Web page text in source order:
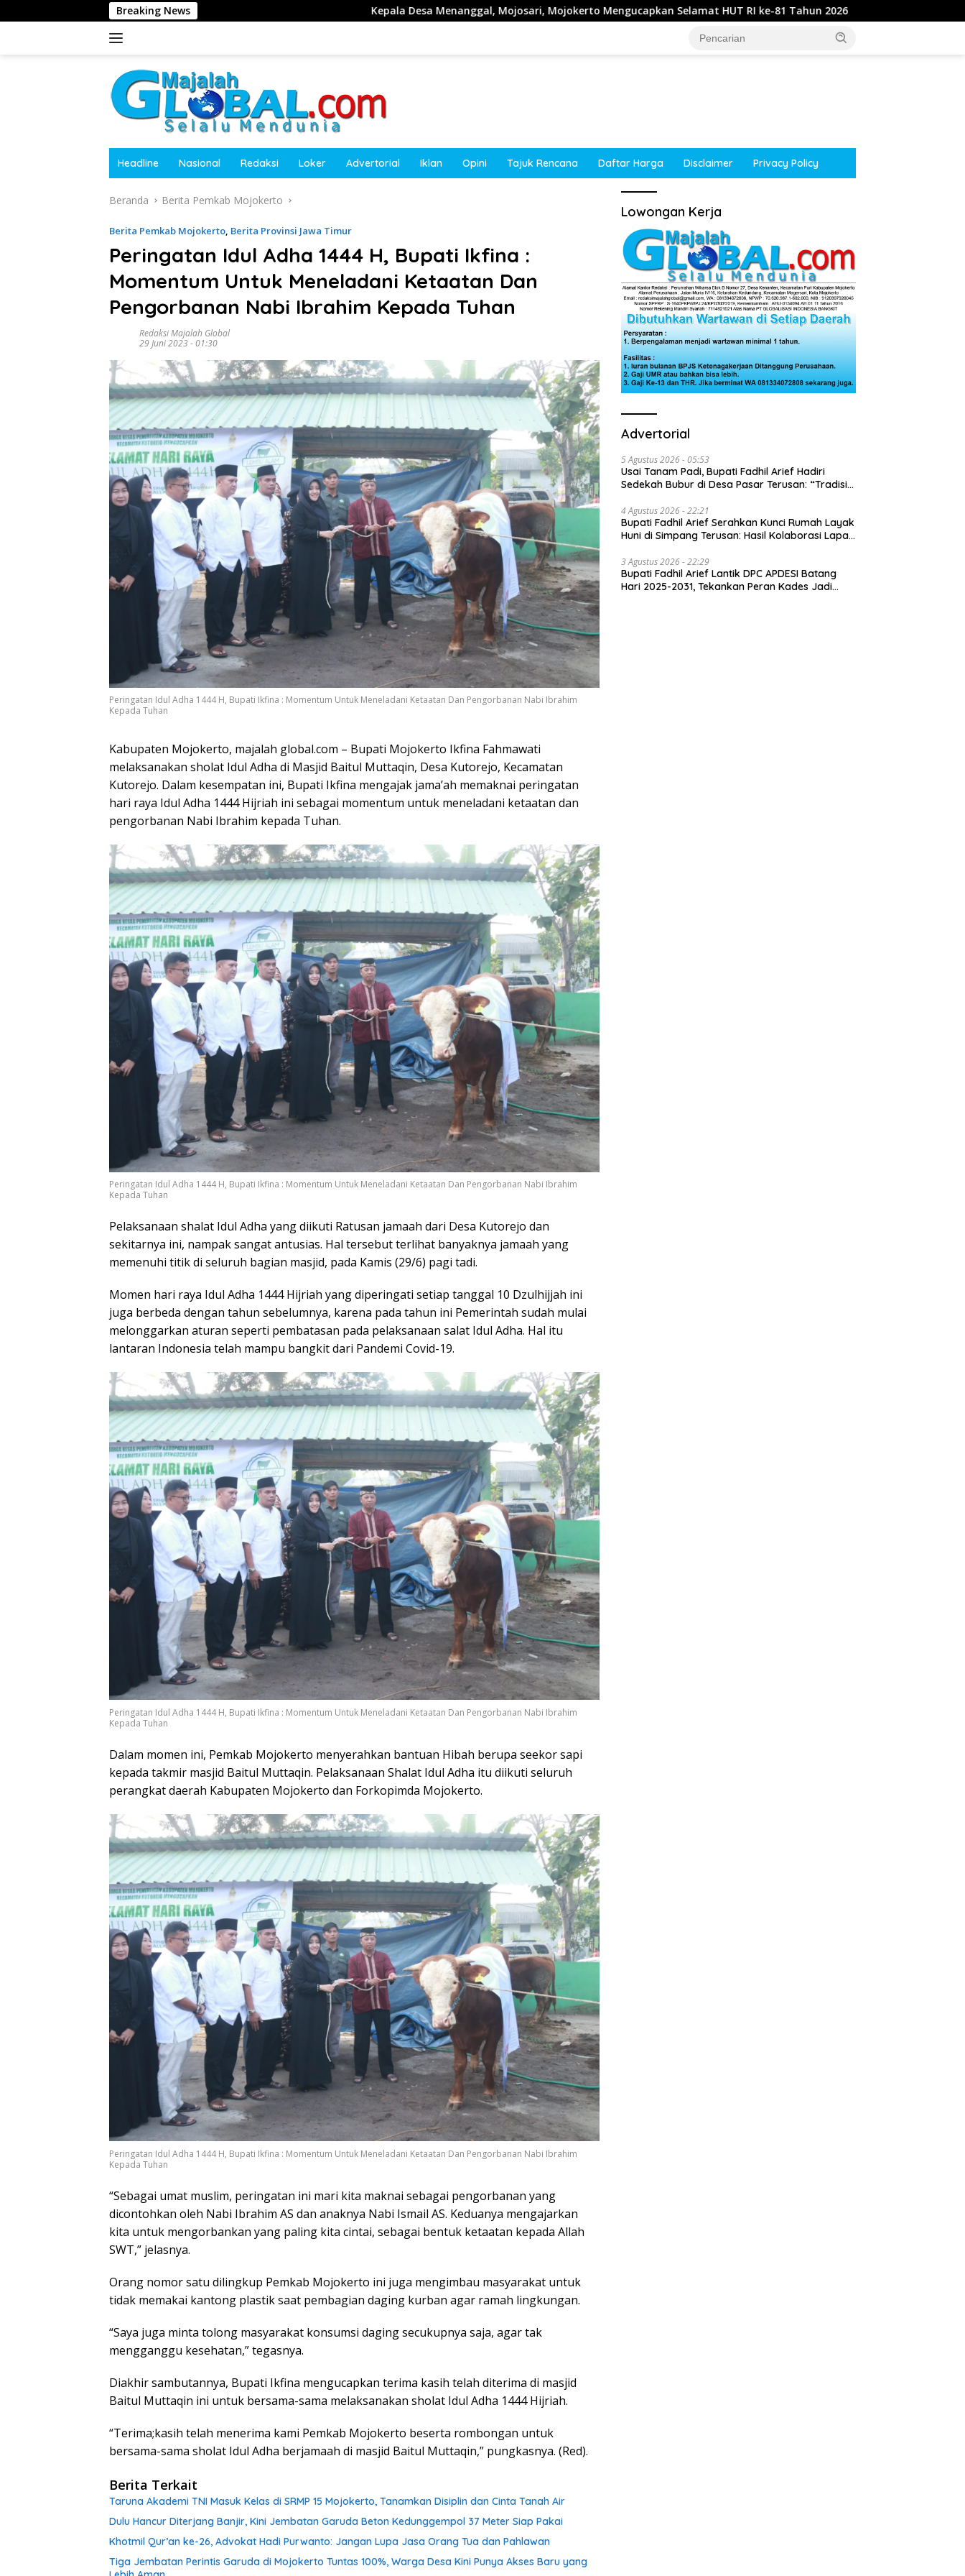
ke
Breaking News Kepala Desa Menanggal, Mojosari, Mojokerto Mengucapkan Selamat HUT RI ke-81 Tahun 2026 Kepala Desa Kupang, Jetis, Mojokerto
Headline Nasional Redaksi Loker Advertorial Iklan Opini Tajuk Rencana Daftar Harga Disclaimer Privacy Policy
Beranda Berita Pemkab Mojokerto
Berita Pemkab Mojokerto, Berita Provinsi Jawa Timur
Peringatan Idul Adha 1444 H, Bupati Ikfina :
Momentum Untuk Meneladani Ketaatan Dan
Pengorbanan Nabi Ibrahim Kepada Tuhan
Redaksi Majalah Global
29 Juni 2023 - 01:30
Peringatan Idul Adha 1444 H, Bupati Ikfina : Momentum Untuk Meneladani Ketaatan Dan Pengorbanan Nabi Ibrahim
Kepada Tuhan
Kabupaten Mojokerto, majalah global.com – Bupati Mojokerto Ikfina Fahmawati
melaksanakan sholat Idul Adha di Masjid Baitul Muttaqin, Desa Kutorejo, Kecamatan
Kutorejo. Dalam kesempatan ini, Bupati Ikfina mengajak jama’ah memaknai peringatan
hari raya Idul Adha 1444 Hijriah ini sebagai momentum untuk meneladani ketaatan dan
pengorbanan Nabi Ibrahim kepada Tuhan.
Peringatan Idul Adha 1444 H, Bupati Ikfina : Momentum Untuk Meneladani Ketaatan Dan Pengorbanan Nabi Ibrahim
Kepada Tuhan
Pelaksanaan shalat Idul Adha yang diikuti Ratusan jamaah dari Desa Kutorejo dan
sekitarnya ini, nampak sangat antusias. Hal tersebut terlihat banyaknya jamaah yang
memenuhi titik di seluruh bagian masjid, pada Kamis (29/6) pagi tadi.
Momen hari raya Idul Adha 1444 Hijriah yang diperingati setiap tanggal 10 Dzulhijjah ini
juga berbeda dengan tahun sebelumnya, karena pada tahun ini Pemerintah sudah mulai
melonggarkan aturan seperti pembatasan pada pelaksanaan salat Idul Adha. Hal itu
lantaran Indonesia telah mampu bangkit dari Pandemi Covid-19.
Peringatan Idul Adha 1444 H, Bupati Ikfina : Momentum Untuk Meneladani Ketaatan Dan Pengorbanan Nabi Ibrahim
Kepada Tuhan
Dalam momen ini, Pemkab Mojokerto menyerahkan bantuan Hibah berupa seekor sapi
kepada takmir masjid Baitul Muttaqin. Pelaksanaan Shalat Idul Adha itu diikuti seluruh
perangkat daerah Kabupaten Mojokerto dan Forkopimda Mojokerto.
Peringatan Idul Adha 1444 H, Bupati Ikfina : Momentum Untuk Meneladani Ketaatan Dan Pengorbanan Nabi Ibrahim
Kepada Tuhan
“Sebagai umat muslim, peringatan ini mari kita maknai sebagai pengorbanan yang
dicontohkan oleh Nabi Ibrahim AS dan anaknya Nabi Ismail AS. Keduanya mengajarkan
kita untuk mengorbankan yang paling kita cintai, sebagai bentuk ketaatan kepada Allah
SWT,” jelasnya.
Orang nomor satu dilingkup Pemkab Mojokerto ini juga mengimbau masyarakat untuk
tidak memakai kantong plastik saat pembagian daging kurban agar ramah lingkungan.
“Saya juga minta tolong masyarakat konsumsi daging secukupnya saja, agar tak
mengganggu kesehatan,” tegasnya.
Diakhir sambutannya, Bupati Ikfina mengucapkan terima kasih telah diterima di masjid
Baitul Muttaqin ini untuk bersama-sama melaksanakan sholat Idul Adha 1444 Hijriah.
“Terima;kasih telah menerima kami Pemkab Mojokerto beserta rombongan untuk
bersama-sama sholat Idul Adha berjamaah di masjid Baitul Muttaqin,” pungkasnya. (Red).
Berita Terkait
Taruna Akademi TNI Masuk Kelas di SRMP 15 Mojokerto, Tanamkan Disiplin dan Cinta Tanah Air
Dulu Hancur Diterjang Banjir, Kini Jembatan Garuda Beton Kedunggempol 37 Meter Siap Pakai
Khotmil Qur’an ke-26, Advokat Hadi Purwanto: Jangan Lupa Jasa Orang Tua dan Pahlawan
Tiga Jembatan Perintis Garuda di Mojokerto Tuntas 100%, Warga Desa Kini Punya Akses Baru yang
Lowongan Kerja
Advertorial
5 Agustus 2026 - 05:53
Usai Tanam Padi, Bupati Fadhil Arief Hadiri
Sedekah Bubur di Desa Pasar Terusan: “Tradisi
4 Agustus 2026 - 22:21
Bupati Fadhil Arief Serahkan Kunci Rumah Layak
Huni di Simpang Terusan: Hasil Kolaborasi Lapas
3 Agustus 2026 - 22:29
Bupati Fadhil Arief Lantik DPC APDESI Batang
Hari 2025-2031, Tekankan Peran Kades Jadi